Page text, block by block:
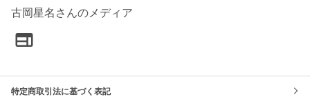
古岡星名さんのメディア
特定商取引法に基づく表記